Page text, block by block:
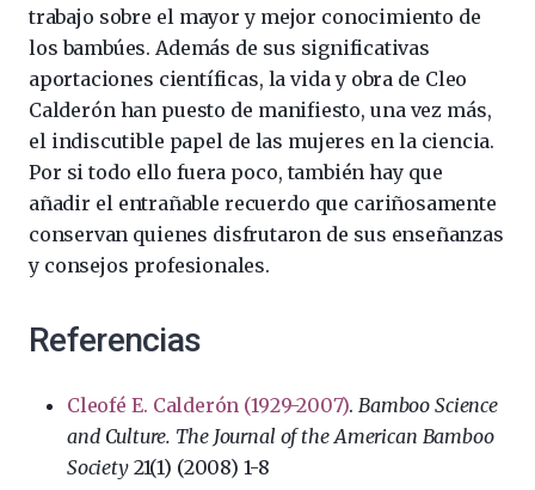
trabajo sobre el mayor y mejor conocimiento de
los bambúes. Además de sus significativas
aportaciones científicas, la vida y obra de Cleo
Calderón han puesto de manifiesto, una vez más,
el indiscutible papel de las mujeres en la ciencia.
Por si todo ello fuera poco, también hay que
añadir el entrañable recuerdo que cariñosamente
conservan quienes disfrutaron de sus enseñanzas
y consejos profesionales.
Referencias
Cleofé E. Calderón (1929-2007).Bamboo Science
and Culture. The Journal of the American Bamboo
Society21(1) (2008) 1-8